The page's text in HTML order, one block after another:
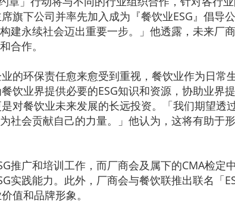
旗下公司并率先加入成为『餐饮业ESG』倡导
建永续社会迈出重要一步。」他透露，未来厂
合作。
的环保责任愈来愈受到重视，餐饮业作为日常
饮业界提供必要的ESG知识和资源，协助业界
对餐饮业未来发展的长远投资。「我们期望透
社会贡献自己的力量。」他认为，这将有助于
推广和培训工作，而厂商会及属下的CMA检定
实践能力。此外，厂商会与餐饮联推出联名「
值和品牌形象。